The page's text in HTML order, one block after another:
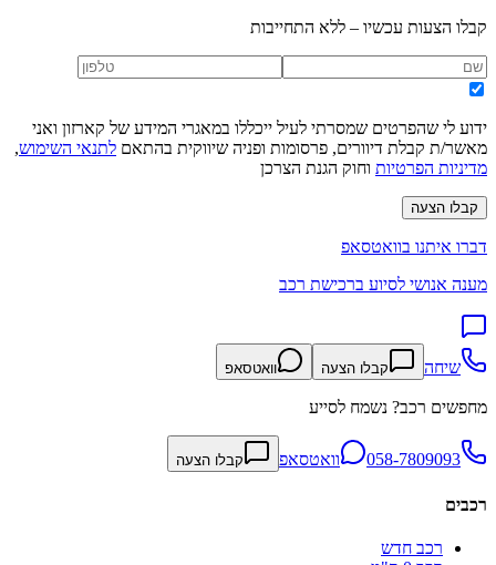
קבלו הצעות עכשיו – ללא התחייבות
ידוע לי שהפרטים שמסרתי לעיל ייכללו במאגרי המידע של קארזון ואני
מאשר/ת קבלת דיוורים, פרסומות ופניה שיווקית בהתאם לתנאי השימוש,
מדיניות הפרטיות וחוק הגנת הצרכן
קבלו הצעה
דברו איתנו בוואטסאפ
מענה אנושי לסיוע ברכישת רכב
שיחה קבלו הצעה וואטסאפ
מחפשים רכב? נשמח לסייע
058-7809093 וואטסאפ קבלו הצעה
רכבים
רכב חדש